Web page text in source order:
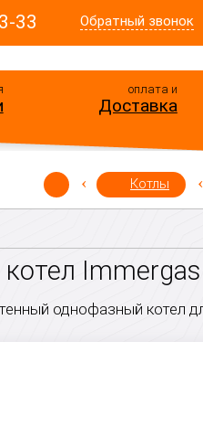
33 Обратный звонок
оплата и
Доставка
Котлы
однофазный котел